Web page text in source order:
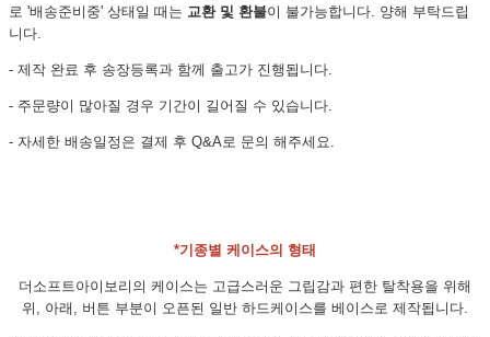
로 '배송준비중' 상태일 때는 교환 및 환불이 불가능합니다. 양해 부탁드립
니다.
- 제작 완료 후 송장등록과 함께 출고가 진행됩니다.
- 주문량이 많아질 경우 기간이 길어질 수 있습니다.
- 자세한 배송일정은 결제 후 Q&A로 문의 해주세요.
*기종별 케이스의 형태
더소프트아이보리의 케이스는 고급스러운 그립감과 편한 탈착용을 위해
위, 아래, 버튼 부분이 오픈된 일반 하드케이스를 베이스로 제작됩니다.